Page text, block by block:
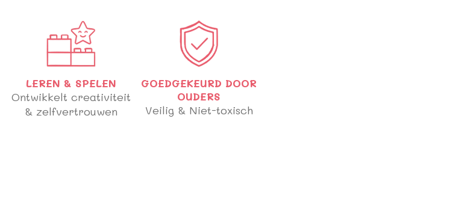
LEREN & SPELEN
Ontwikkelt creativiteit
& zelfvertrouwen
GOEDGEKEURD DOOR
OUDERS
Veilig & Niet-toxisch